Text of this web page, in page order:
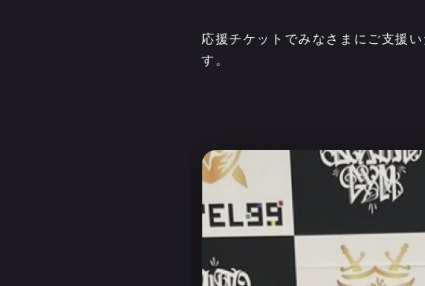
応援チケットでみなさまにご支援
す。